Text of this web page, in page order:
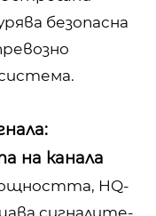
безопасна
на канала
HQ-